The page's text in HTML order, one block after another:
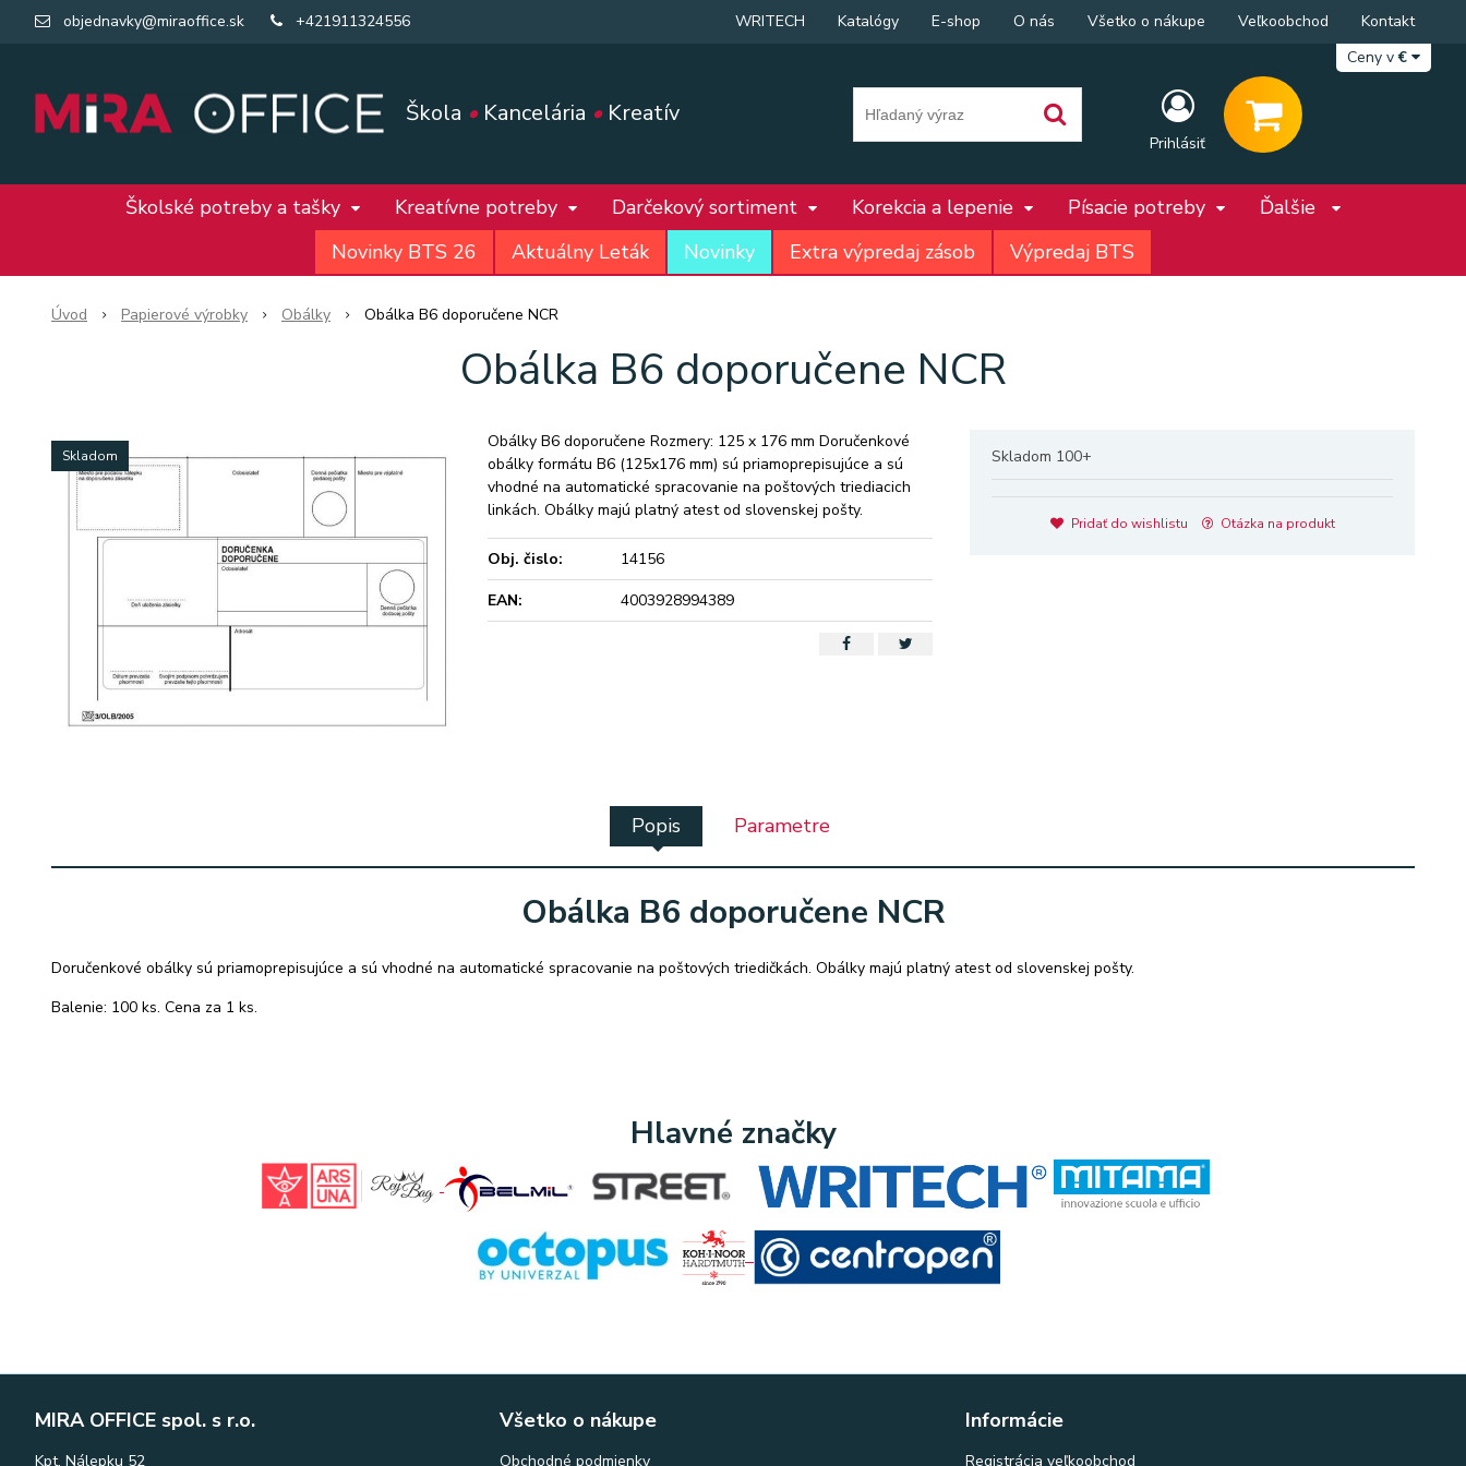
Škola •Kancelária •Kreatív
objednavky@miraoffice.sk +421911324556
Prihlásiť
WRITECH Katalógy E-shop O nás Všetko o nákupe Veľkoobchod
Kontakt
Ceny v€
Školské potreby a tašky Kreatívne potreby Darčekový sortiment Korekcia a lepenie Písacie potreby
Ďalšie
Novinky BTS 26
Aktuálny Leták Novinky Extra výpredaj zásob Výpredaj BTS
Úvod Papierové výrobky Obálky Obálka B6 doporučene NCR
Obálka B6 doporučene NCR
Skladom Skladom 100+
Pridať do wishlistu Otázka na produkt
Obálky B6 doporučene Rozmery: 125 x 176 mm Doručenkové
obálky formátu B6 (125x176 mm) sú priamoprepisujúce a sú
vhodné na automatické spracovanie na poštových triediacich
linkách. Obálky majú platný atest od slovenskej pošty.
Obj. čislo:
14156
EAN:
4003928994389
Popis Parametre
Obálka B6 doporučene NCR
Doručenkové obálky sú priamoprepisujúce a sú vhodné na automatické spracovanie na poštových triedičkách. Obálky majú platný atest od slovenskej pošty.
Balenie: 100 ks. Cena za 1 ks.
Hlavné značky
MIRA OFFICE spol. s r.o.
Kpt. Nálepku 52
Všetko o nákupe
Obchodné podmienky
Informácie
Registrácia veľkoobchod